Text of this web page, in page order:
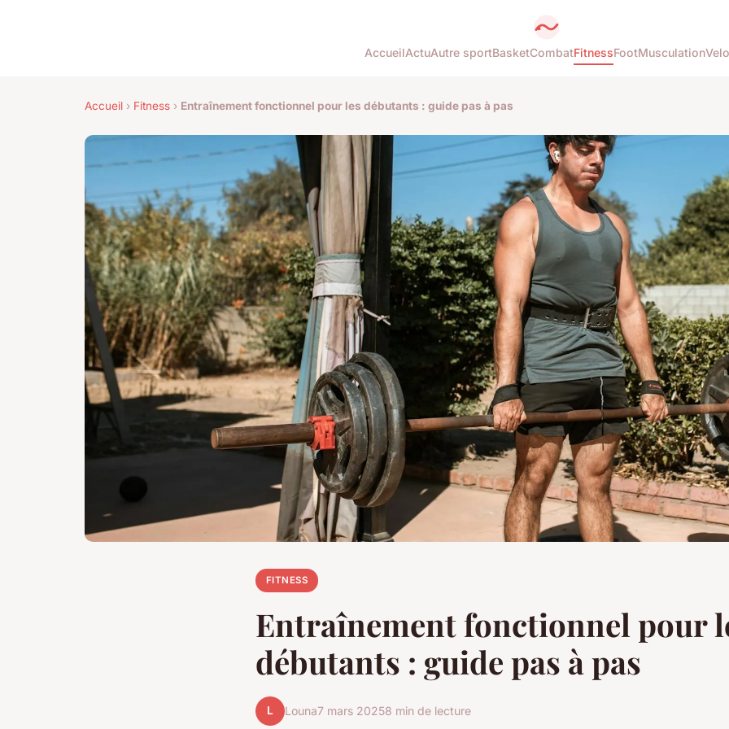
AccueilActuAutre sportBasketCombatFitnessFootMusculationVelo
Accueil › Fitness › Entraînement fonctionnel pour les débutants : guide pas à pas
FITNESS
Entraînement fonctionnel pour
débutants : guide pas à pas
L Louna7 mars 20258 min de lecture